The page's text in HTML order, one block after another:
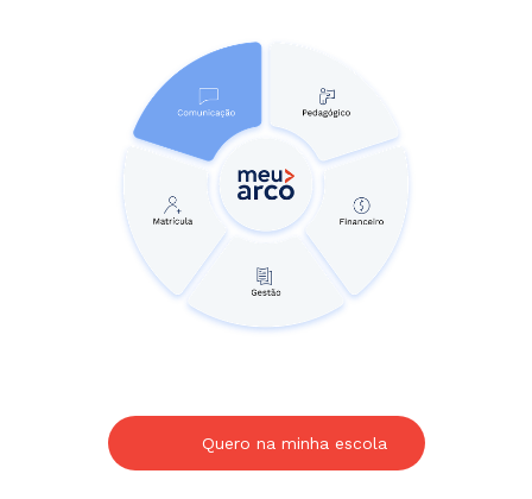
Quero na minha escola